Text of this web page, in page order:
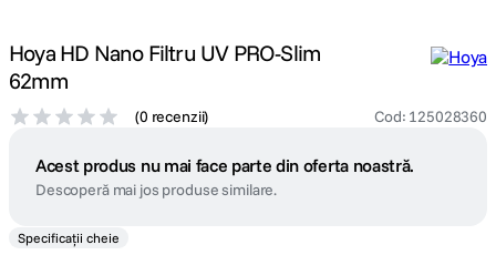
Hoya HD Nano Filtru UV PRO-Slim
62mm
(0 recenzii) Cod: 125028360
Acest produs nu mai face parte din oferta noastră.
Descoperă mai jos produse similare.
Specificații cheie